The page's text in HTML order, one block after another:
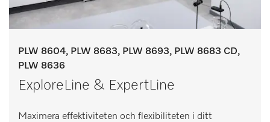
PLW 8604, PLW 8683, PLW 8693, PLW 8683 CD,
PLW 8636
ExploreLine & ExpertLine
Maximera effektiviteten och flexibiliteten i ditt